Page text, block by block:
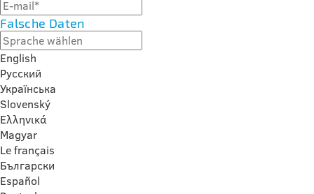
Falsche Daten
English
Русский
Українська
Slovenský
Ελληνικά
Magyar
Le français
Български
Español